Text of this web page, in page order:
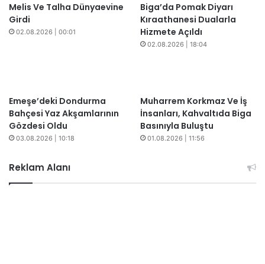
Melis Ve Talha Dünyaevine
Girdi
02.08.2026 | 00:01
Biga’da Pomak Diyarı
Kıraathanesi Dualarla
Hizmete Açıldı
02.08.2026 | 18:04
Emeşe’deki Dondurma
Bahçesi Yaz Akşamlarının
Gözdesi Oldu
03.08.2026 | 10:18
Muharrem Korkmaz Ve İş
İnsanları, Kahvaltıda Biga
Basınıyla Buluştu
01.08.2026 | 11:56
Reklam Alanı